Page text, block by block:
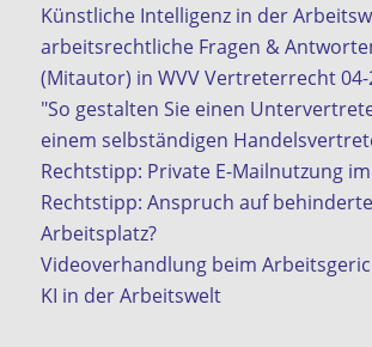
Künstliche Intelligenz in der
arbeitsrechtliche Fragen &
(Mitautor) in WVV Vertreterrecht 04-
"So gestalten Sie einen
einem selbständigen
Rechtstipp: Private E-Mailnutzung
Rechtstipp: Anspruch auf
Arbeitsplatz?
Videoverhandlung beim
KI in der Arbeitswelt